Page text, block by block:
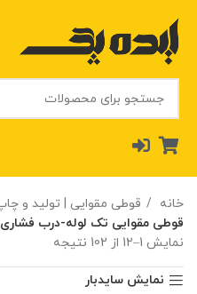
خانه
قوطی مقوایی | تولید و
قوطی مقوایی تک لوله-درب فشاری
نمایش 1–12 از 102 نتیجه
نمایش سایدبار